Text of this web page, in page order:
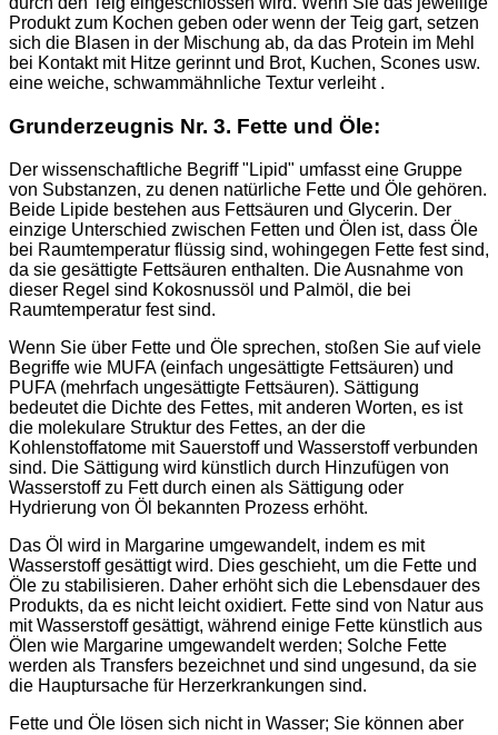
Produkt zum Kochen geben oder wenn der Teig gart, setzen
sich die Blasen in der Mischung ab, da das Protein im Mehl
bei Kontakt mit Hitze gerinnt und Brot, Kuchen, Scones usw.
eine weiche, schwammähnliche Textur verleiht .
Grunderzeugnis Nr. 3. Fette und Öle:
Der wissenschaftliche Begriff "Lipid" umfasst eine Gruppe
von Substanzen, zu denen natürliche Fette und Öle gehören.
Beide Lipide bestehen aus Fettsäuren und Glycerin. Der
einzige Unterschied zwischen Fetten und Ölen ist, dass Öle
bei Raumtemperatur flüssig sind, wohingegen Fette fest sind,
da sie gesättigte Fettsäuren enthalten. Die Ausnahme von
dieser Regel sind Kokosnussöl und Palmöl, die bei
Raumtemperatur fest sind.
Wenn Sie über Fette und Öle sprechen, stoßen Sie auf viele
Begriffe wie MUFA (einfach ungesättigte Fettsäuren) und
PUFA (mehrfach ungesättigte Fettsäuren). Sättigung
bedeutet die Dichte des Fettes, mit anderen Worten, es ist
die molekulare Struktur des Fettes, an der die
Kohlenstoffatome mit Sauerstoff und Wasserstoff verbunden
sind. Die Sättigung wird künstlich durch Hinzufügen von
Wasserstoff zu Fett durch einen als Sättigung oder
Hydrierung von Öl bekannten Prozess erhöht.
Das Öl wird in Margarine umgewandelt, indem es mit
Wasserstoff gesättigt wird. Dies geschieht, um die Fette und
Öle zu stabilisieren. Daher erhöht sich die Lebensdauer des
Produkts, da es nicht leicht oxidiert. Fette sind von Natur aus
mit Wasserstoff gesättigt, während einige Fette künstlich aus
Ölen wie Margarine umgewandelt werden; Solche Fette
werden als Transfers bezeichnet und sind ungesund, da sie
die Hauptursache für Herzerkrankungen sind.
Fette und Öle lösen sich nicht in Wasser; Sie können aber